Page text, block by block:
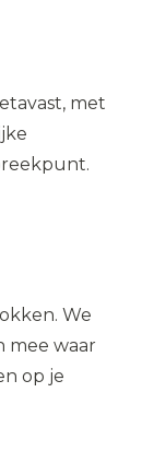
met
We
mee waar
op je